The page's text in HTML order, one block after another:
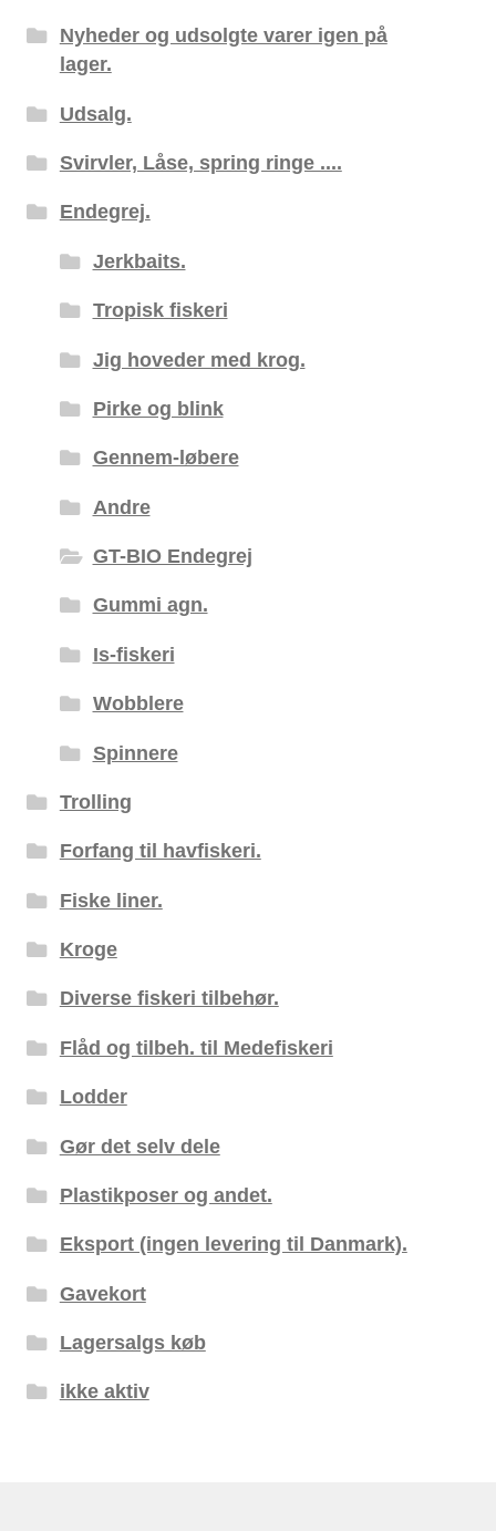
Nyheder og udsolgte varer igen på
lager.
Udsalg.
Svirvler, Låse, spring ringe ....
Endegrej.
Jerkbaits.
Tropisk fiskeri
Jig hoveder med krog.
Pirke og blink
Gennem-løbere
Andre
GT-BIO Endegrej
Gummi agn.
Is-fiskeri
Wobblere
Spinnere
Trolling
Forfang til havfiskeri.
Fiske liner.
Kroge
Diverse fiskeri tilbehør.
Flåd og tilbeh. til Medefiskeri
Lodder
Gør det selv dele
Plastikposer og andet.
Eksport (ingen levering til Danmark).
Gavekort
Lagersalgs køb
ikke aktiv